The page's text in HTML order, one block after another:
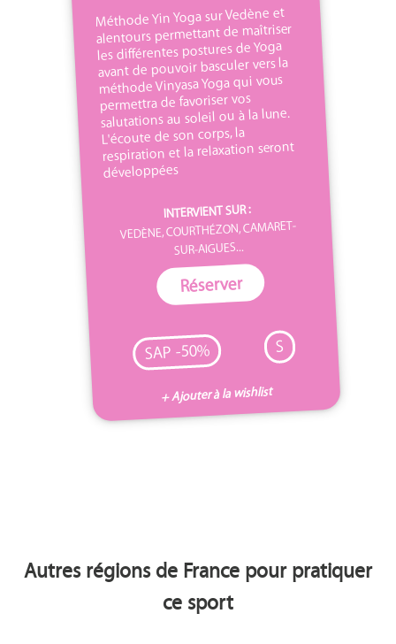
Méthode Yin Yoga sur Vedène et
alentours permettant de maîtriser
les différentes postures de Yoga
avant de pouvoir basculer vers la
méthode Vinyasa Yoga qui vous
permettra de favoriser vos
salutations au soleil ou à la lune.
L'écoute de son corps, la
respiration et la relaxation seront
développées
INTERVIENT SUR :
VEDÈNE, COURTHÉZON, CAMARET-
SUR-AIGUES...
Réserver
SAP -50% S
+ Ajouter à la wishlist
Autres régions de France pour pratiquer
ce sport